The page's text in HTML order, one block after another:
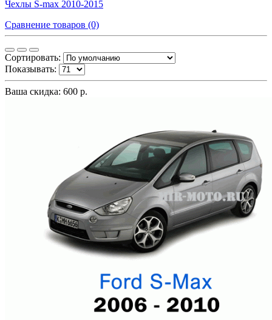
Чехлы S-max 2010-2015
Сравнение товаров (0)
Сортировать:
Показывать:
Ваша скидка: 600 р.